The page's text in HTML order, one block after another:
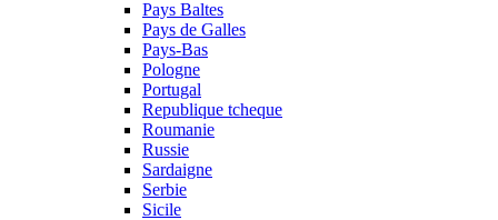
Pays Baltes
Pays de Galles
Pays-Bas
Pologne
Portugal
Republique tcheque
Roumanie
Russie
Sardaigne
Serbie
Sicile